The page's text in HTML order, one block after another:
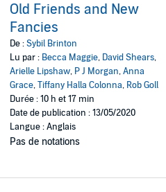
Old Friends and New
Fancies
De :Sybil Brinton
Lu par : Becca Maggie, David Shears,
Arielle Lipshaw, P J Morgan,Anna
Grace,Tiffany Halla Colonna, Rob Goll
Durée : 10 h et 17 min
Date de publication : 13/05/2020
Langue : Anglais
Pas de notations